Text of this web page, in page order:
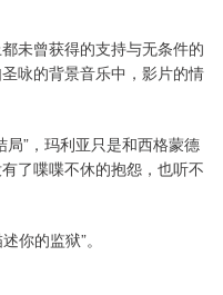
未曾获得的支持与无条件的
咏的背景音乐中，影片的情
”，玛利亚只是和西格蒙德
了喋喋不休的抱怨，也听不
你的监狱”。